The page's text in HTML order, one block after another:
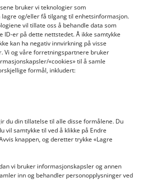
bruker vi teknologier som
og/eller få tilgang til enhetsinformasjon.
vil tillate oss å behandle data som
ID-er på dette nettstedet. Å ikke samtykke
kan ha negativ innvirkning på visse
Vi og våre forretningspartnere bruker
«cookies» til å samle
formål, inkludert:
du din tillatelse til alle disse formålene. Du
vil samtykke til ved å klikke på Endre
knappen, og deretter trykke «Lagre
vi bruker informasjonskapsler og annen
inn og behandler personopplysninger ved